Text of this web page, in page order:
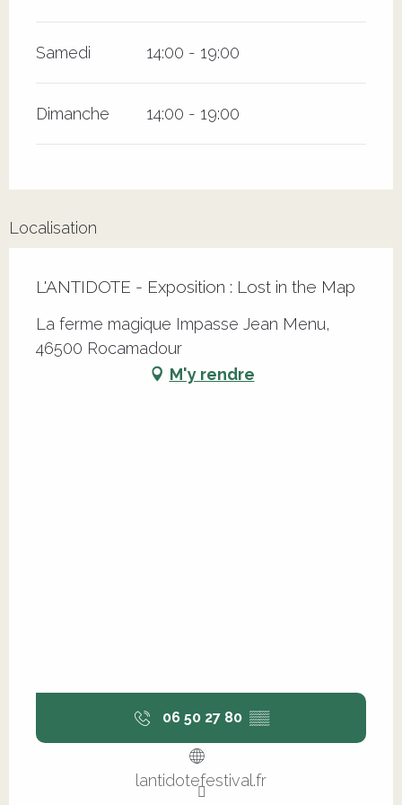
Samedi 14:00 - 19:00
Dimanche 14:00 - 19:00
Localisation
L'ANTIDOTE - Exposition : Lost in the Map
La ferme magique Impasse Jean Menu,
46500 Rocamadour
M'y rendre
06 50 27 80 ▒▒
lantidotefestival.fr